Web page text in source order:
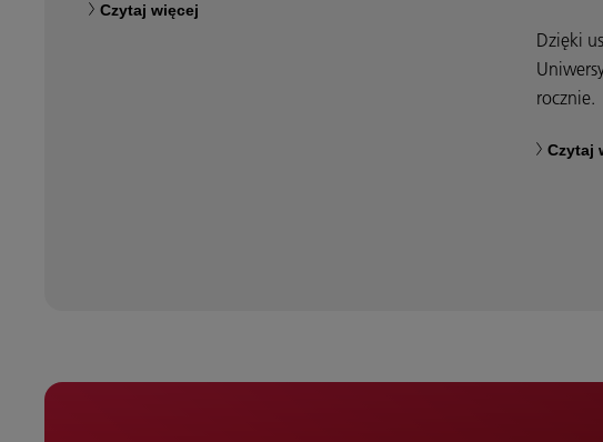
Czytaj więcej
Dzięki
rocznie.
Czytaj